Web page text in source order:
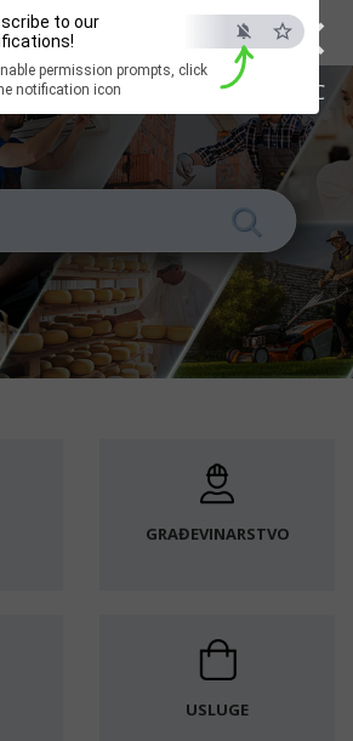
×
ESC
to our
permission prompts, click
notification icon
GRAĐEVINARSTVO
USLUGE